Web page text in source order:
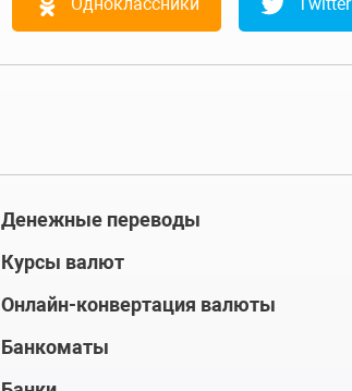
Денежные переводы
Курсы валют
Онлайн-конвертация валюты
Банкоматы